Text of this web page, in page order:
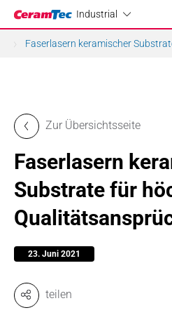
Industrial
Industrial
Faserlasern keramischer
Zur Übersichtsseite
Faserlasern
Substrate für
23. Juni 2021
teilen